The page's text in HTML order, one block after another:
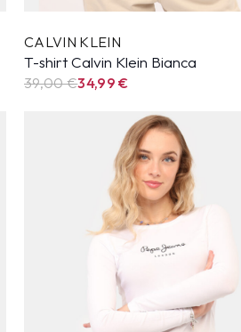
CALVIN KLEIN
T-shirt Calvin Klein Bianca
39,00 €34,99€